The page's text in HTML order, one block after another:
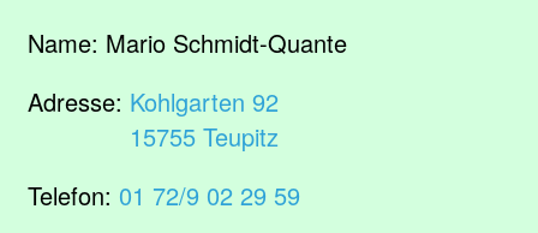
Name: Mario Schmidt-Quante
Adresse: Kohlgarten 92
15755 Teupitz
Telefon: 01 72/9 02 29 59